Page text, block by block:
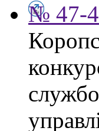
№ 47-